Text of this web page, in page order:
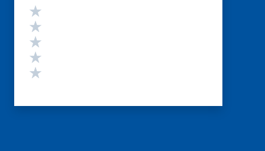
Valutazione